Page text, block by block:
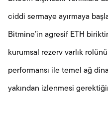
ciddi sermaye ayırmaya
Bitmine’in agresif ETH
kurumsal rezerv varlık
performansı ile temel ağ
yakından izlenmesi